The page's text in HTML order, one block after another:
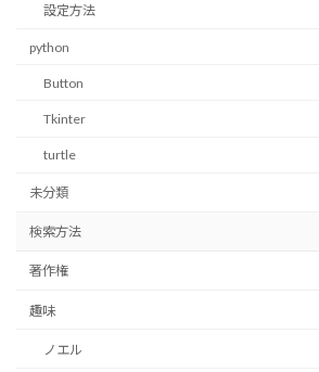
設定方法
python
Button
Tkinter
turtle
未分類
検索方法
著作権
趣味
ノエル